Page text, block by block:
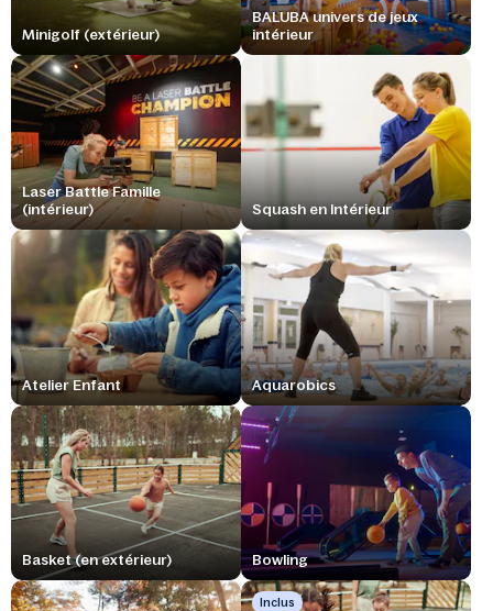
Minigolf (extérieur)
BALUBA univers de jeux
intérieur
Laser Battle Famille
(intérieur)
Squash en Intérieur
Atelier Enfant Aquarobics
Basket (en extérieur) Bowling
Inclus